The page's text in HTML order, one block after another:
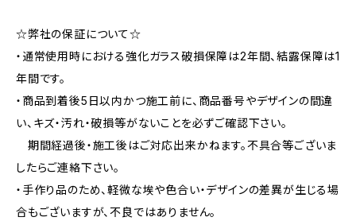
☆弊社の保証について☆
・通常使用時における強化ガラス破損保障は2年間、結露保障は1
年間です。
・商品到着後5日以内かつ施工前に、商品番号やデザインの間違
い、キズ・汚れ・破損等がないことを必ずご確認下さい。
期間経過後・施工後はご対応出来かねます。不具合等ございま
したらご連絡下さい。
・手作り品のため、軽微な埃や色合い・デザインの差異が生じる場
合もございますが、不良ではありません。